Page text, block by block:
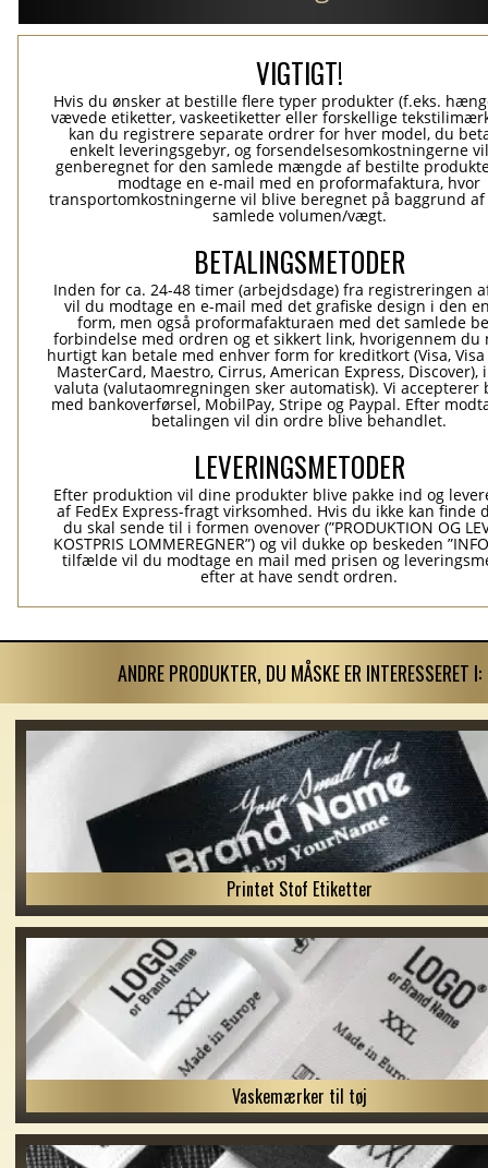
VIGTIGT!
Hvis du ønsker at bestille flere typer produkter (f.eks.
vævede etiketter, vaskeetiketter eller forskellige
kan du registrere separate ordrer for hver model, du
enkelt leveringsgebyr, og forsendelsesomkostningerne
genberegnet for den samlede mængde af bestilte
modtage en e-mail med en proformafaktura, hvor
transportomkostningerne vil blive beregnet på baggrund af
samlede volumen/vægt.
BETALINGSMETODER
Inden for ca. 24-48 timer (arbejdsdage) fra registreringen
vil du modtage en e-mail med det grafiske design i den
form, men også proformafakturaen med det samlede
forbindelse med ordren og et sikkert link, hvorigennem du
hurtigt kan betale med enhver form for kreditkort (Visa, Visa
MasterCard, Maestro, Cirrus, American Express, Discover),
valuta (valutaomregningen sker automatisk). Vi accepterer
med bankoverførsel, MobilPay, Stripe og Paypal. Efter
betalingen vil din ordre blive behandlet.
LEVERINGSMETODER
Efter produktion vil dine produkter blive pakke ind og
af FedEx Express-fragt virksomhed. Hvis du ikke kan finde
du skal sende til i formen ovenover (”PRODUKTION OG
KOSTPRIS LOMMEREGNER”) og vil dukke op beskeden
tilfælde vil du modtage en mail med prisen og
efter at have sendt ordren.
ANDRE PRODUKTER, DU MÅSKE ER INTERESSERET I:
Printet Stof Etiketter
Vaskemærker til tøj